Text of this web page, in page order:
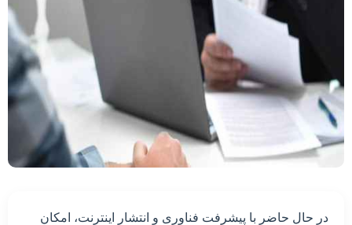
در حال حاضر با پیشرفت فناوری و انتشار اینترنت، امکان